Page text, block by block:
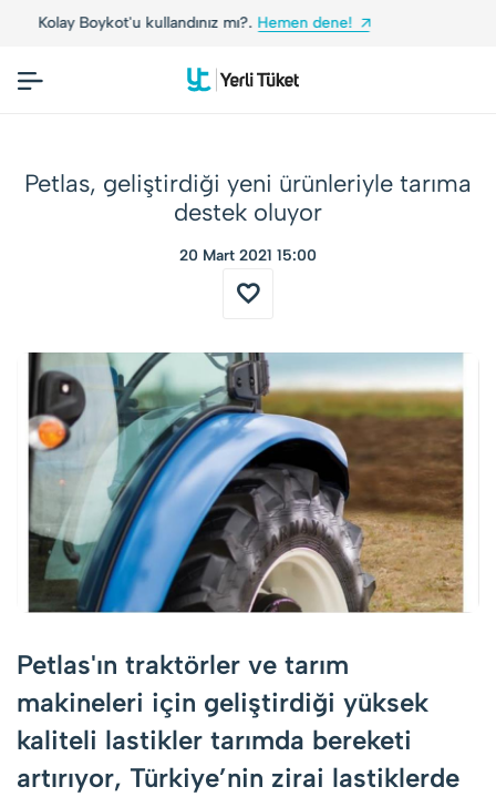
Yerli Tüketiciler, Yerli Markalarla
Petlas, geliştirdiği yeni ürünleriyle tarıma
destek oluyor
20 Mart 2021 15:00
Petlas'ın traktörler ve tarım
makineleri için geliştirdiği yüksek
kaliteli lastikler tarımda bereketi
artırıyor, Türkiye’nin zirai lastiklerde